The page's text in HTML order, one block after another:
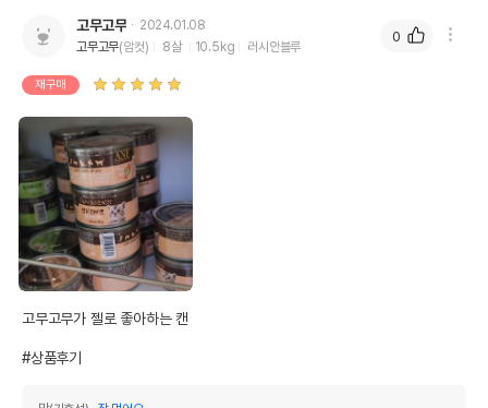
고무고무
2024.01.08
고무고무(암컷) 8살 10.5kg 러시안블루
재구매
고무고무가 젤로 좋아하는 캔
#상품후기
0